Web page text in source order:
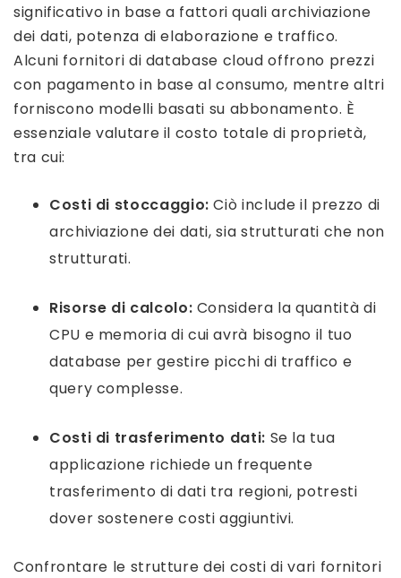
significativo in base a fattori quali archiviazione
dei dati, potenza di elaborazione e traffico.
Alcuni fornitori di database cloud offrono prezzi
con pagamento in base al consumo, mentre altri
forniscono modelli basati su abbonamento. È
essenziale valutare il costo totale di proprietà,
tra cui:
Costi di stoccaggio:Ciò include il prezzo di
archiviazione dei dati, sia strutturati che non
strutturati.
Risorse di calcolo: Considera la quantità di
CPU e memoria di cui avrà bisogno il tuo
database per gestire picchi di traffico e
query complesse.
Costi di trasferimento dati: Se la tua
applicazione richiede un frequente
trasferimento di dati tra regioni, potresti
dover sostenere costi aggiuntivi.
Confrontare le strutture dei costi di vari fornitori